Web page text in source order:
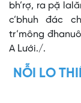
bh’rợ, ra pặ
c’bhuh đác
tr’mông
A Lưới./.
NỖI LO